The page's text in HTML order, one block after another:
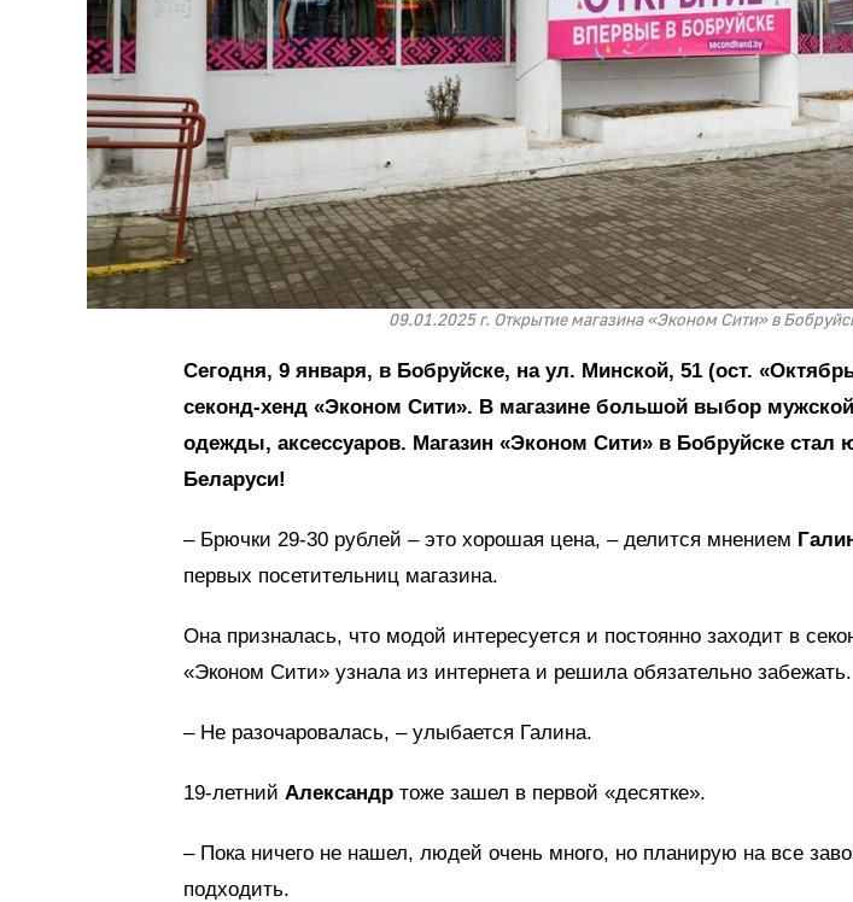
09.01.2025 г. Открытие магазина «Эконом Сити» в
Сегодня, 9 января, в Бобруйске, на ул. Минской, 51 (ост.
секонд-хенд «Эконом Сити». В магазине большой выбор
одежды, аксессуаров. Магазин «Эконом Сити» в Бобруйске
Беларуси!
– Брючки 29-30 рублей – это хорошая цена, – делится мнением
первых посетительниц магазина.
Она призналась, что модой интересуется и постоянно заходит в
«Эконом Сити» узнала из интернета и решила обязательно забежать.
– Не разочаровалась, – улыбается Галина.
19-летний Александр тоже зашел в первой «десятке».
– Пока ничего не нашел, людей очень много, но планирую на все
подходить.